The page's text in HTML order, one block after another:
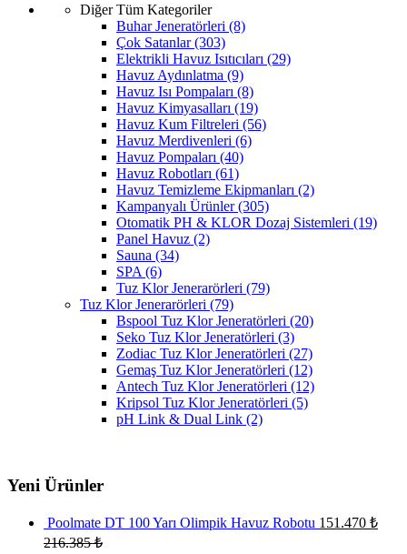
Diğer Tüm Kategoriler
Buhar Jeneratörleri (8)
Çok Satanlar(303)
Elektrikli Havuz Isıtıcıları (29)
Havuz Aydınlatma (9)
Havuz Isı Pompaları (8)
Havuz Kimyasalları (19)
Havuz Kum Filtreleri (56)
Havuz Merdivenleri (6)
Havuz Pompaları (40)
Havuz Robotları (61)
Havuz Temizleme Ekipmanları (2)
Kampanyalı Ürünler(305)
Otomatik PH & KLOR Dozaj Sistemleri (19)
Panel Havuz (2)
Sauna (34)
SPA (6)
Tuz Klor Jenerarörleri (79)
Tuz Klor Jenerarörleri (79)
Bspool Tuz Klor Jeneratörleri (20)
Seko Tuz Klor Jeneratörleri (3)
Zodiac Tuz Klor Jeneratörleri (27)
Gemaş Tuz Klor Jeneratörleri (12)
Antech Tuz Klor Jeneratörleri (12)
Kripsol Tuz Klor Jeneratörleri (5)
pH Link & Dual Link (2)
Yeni Ürünler
Poolmate DT 100 Yarı Olimpik Havuz Robotu 151.470 ₺
216.385₺